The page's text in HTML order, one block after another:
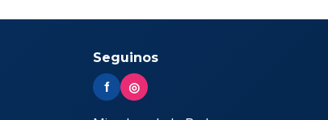
Seguinos
f ◎